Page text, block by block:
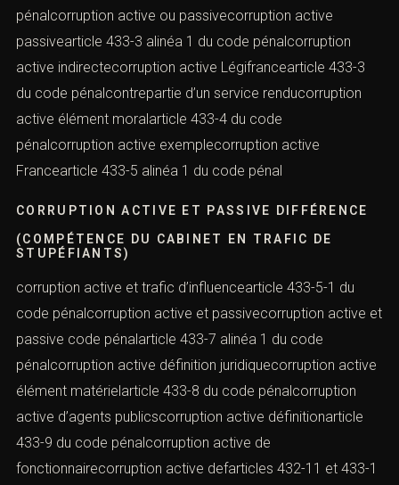
pénalcorruption active ou passivecorruption active
passivearticle 433-3 alinéa 1 du code pénalcorruption
active indirectecorruption active Légifrancearticle 433-3
du code pénalcontrepartie d’un service renducorruption
active élément moralarticle 433-4 du code
pénalcorruption active exemplecorruption active
Francearticle 433-5 alinéa 1 du code pénal
CORRUPTION ACTIVE ET PASSIVE DIFFÉRENCE
(COMPÉTENCE DU CABINET EN TRAFIC DE
STUPÉFIANTS)
corruption active et trafic d’influencearticle 433-5-1 du
code pénalcorruption active et passivecorruption active et
passive code pénalarticle 433-7 alinéa 1 du code
pénalcorruption active définition juridiquecorruption active
élément matérielarticle 433-8 du code pénalcorruption
active d’agents publicscorruption active définitionarticle
433-9 du code pénalcorruption active de
fonctionnairecorruption active defarticles 432-11 et 433-1